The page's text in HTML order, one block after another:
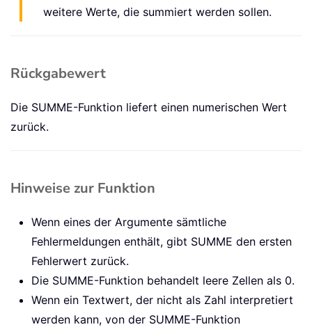
weitere Werte, die summiert werden sollen.
Rückgabewert
Die SUMME-Funktion liefert einen numerischen Wert
zurück.
Hinweise zur Funktion
Wenn eines der Argumente sämtliche
Fehlermeldungen enthält, gibt SUMME den ersten
Fehlerwert zurück.
Die SUMME-Funktion behandelt leere Zellen als 0.
Wenn ein Textwert, der nicht als Zahl interpretiert
werden kann, von der SUMME-Funktion